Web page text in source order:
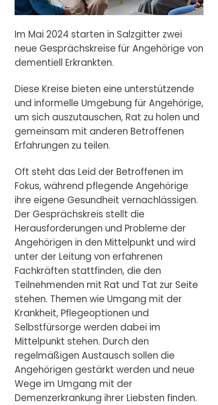
Im Mai 2024 starten in Salzgitter zwei
neue Gesprächskreise für Angehörige von
dementiell Erkrankten.
Diese Kreise bieten eine unterstützende
und informelle Umgebung für Angehörige,
um sich auszutauschen, Rat zu holen und
gemeinsam mit anderen Betroffenen
Erfahrungen zu teilen.
Oft steht das Leid der Betroffenen im
Fokus, während pflegende Angehörige
ihre eigene Gesundheit vernachlässigen.
Der Gesprächskreis stellt die
Herausforderungen und Probleme der
Angehörigen in den Mittelpunkt und wird
unter der Leitung von erfahrenen
Fachkräften stattfinden, die den
Teilnehmenden mit Rat und Tat zur Seite
stehen. Themen wie Umgang mit der
Krankheit, Pflegeoptionen und
Selbstfürsorge werden dabei im
Mittelpunkt stehen. Durch den
regelmäßigen Austausch sollen die
Angehörigen gestärkt werden und neue
Wege im Umgang mit der
Demenzerkrankung ihrer Liebsten finden.